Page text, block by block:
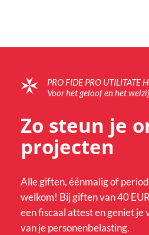
PRO FIDE PRO UTILITATE
Voor het geloof en het
Zo steun je
projecten
Alle giften, éénmalig of
welkom! Bij giften van 40
een fiscaal attest en geniet
van je personenbelasting.